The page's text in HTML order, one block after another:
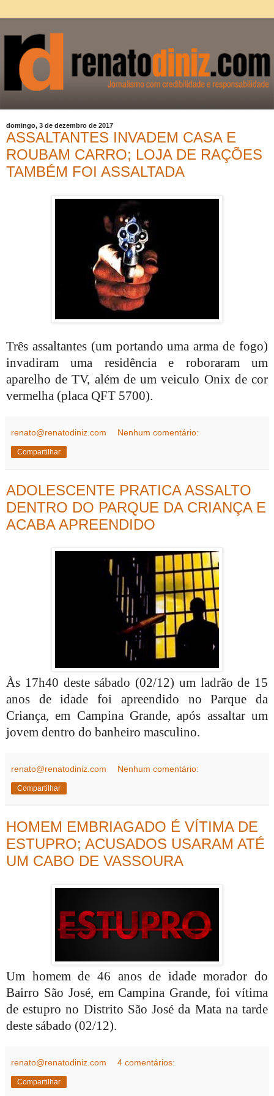
domingo, 3 de dezembro de 2017
ASSALTANTES INVADEM CASA E
ROUBAM CARRO; LOJA DE RAÇÕES
TAMBÉM FOI ASSALTADA
Três assaltantes (um portando uma arma de fogo)
invadiram uma residência e roboraram um
aparelho de TV, além de um veiculo Onix de cor
vermelha (placa QFT 5700).
renato@renatodiniz.com Nenhum comentário:
Compartilhar
ADOLESCENTE PRATICA ASSALTO
DENTRO DO PARQUE DA CRIANÇA E
ACABA APREENDIDO
Às 17h40 deste sábado (02/12) um ladrão de 15
anos de idade foi apreendido no Parque da
Criança, em Campina Grande, após assaltar um
jovem dentro do banheiro masculino.
renato@renatodiniz.com Nenhum comentário:
Compartilhar
HOMEM EMBRIAGADO É VÍTIMA DE
ESTUPRO; ACUSADOS USARAM ATÉ
UM CABO DE VASSOURA
Um homem de 46 anos de idade morador do
Bairro São José, em Campina Grande, foi vítima
de estupro no Distrito São José da Mata na tarde
deste sábado (02/12).
renato@renatodiniz.com 4 comentários:
Compartilhar